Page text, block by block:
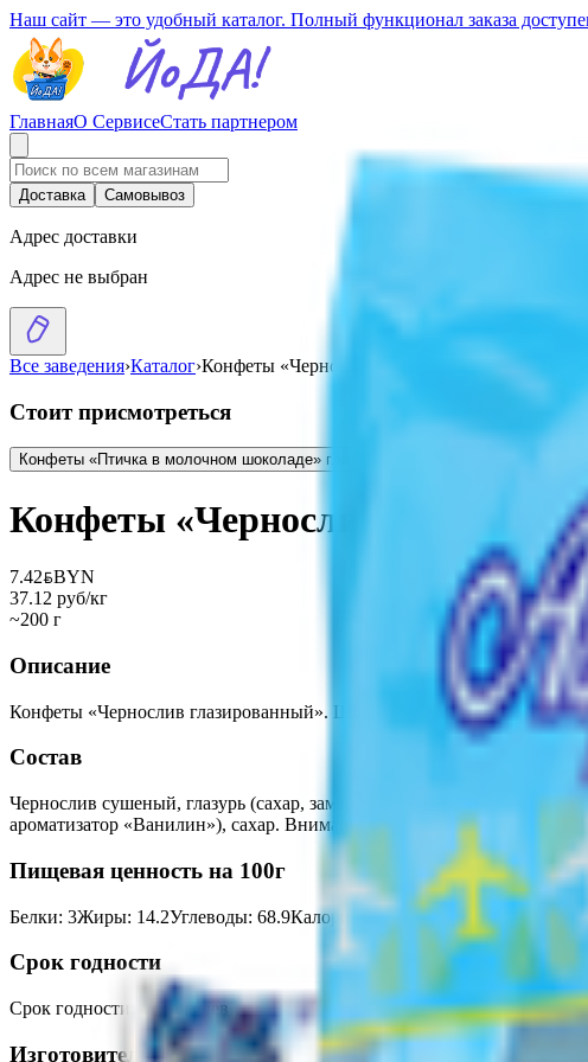
Наш сайт — это удобный каталог. Полный функционал заказа
ГлавнаяО СервисеСтать партнером
Доставка Самовывоз
Адрес доставки
Адрес не выбран
Все заведения›Каталог›Конфеты «Чернослив глазированный»
Стоит присмотреться
Конфеты «Птичка в молочном шоколаде» глазированные
Конфеты «Чернослив
7.42BYNBYN
37.12 руб/кг
~200 г
Описание
Конфеты «Чернослив глазированный». Шоколадные конфеты с
Состав
Чернослив сушеный, глазурь (сахар, заменитель какао масла
ароматизатор «Ванилин»), сахар. Внимание! В продукте возможно
Пищевая ценность на 100г
Белки: 3Жиры: 14.2Углеводы: 68.9Калории:542
Срок годности
Срок годности 12 месяцев
Изготовитель